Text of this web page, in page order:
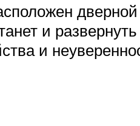
и развернуть
и